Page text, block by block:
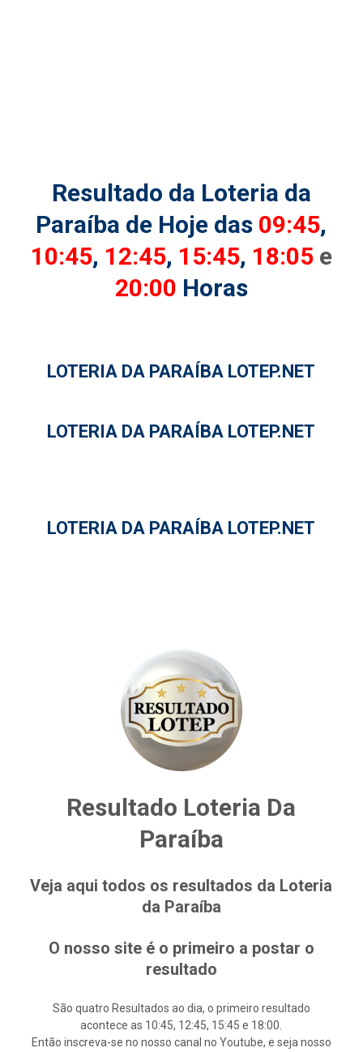
Resultado da Loteria da
Paraíba de Hoje das 09:45,
10:45, 12:45, 15:45, 18:05 e
20:00 Horas
LOTERIA DA PARAÍBA LOTEP.NET
LOTERIA DA PARAÍBA LOTEP.NET
LOTERIA DA PARAÍBA LOTEP.NET
Resultado Loteria Da
Paraíba
Veja aqui todos os resultados da Loteria
da Paraíba
O nosso site é o primeiro a postar o
resultado
São quatro Resultados ao dia, o primeiro resultado
acontece as 10:45, 12:45, 15:45 e 18:00.
Então inscreva-se no nosso canal no Youtube, e seja nosso